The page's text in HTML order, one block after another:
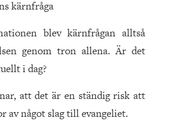
kärnfråga
blev kärnfrågan alltså
genom tron allena. Är det
i dag?
att det är en ständig risk att
av något slag till evangeliet.